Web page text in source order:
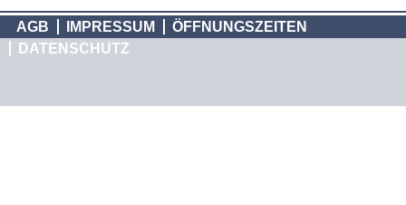
AGB IMPRESSUM
ÖFFNUNGSZEITEN
DATENSCHUTZ